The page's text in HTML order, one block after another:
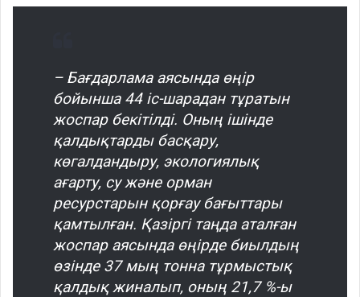
– Бағдарлама аясында өңір
бойынша 44 іс-шарадан тұратын
жоспар бекітілді. Оның ішінде
қалдықтарды басқару,
көгалдандыру, экологиялық
ағарту, су және орман
ресурстарын қорғау бағыттары
қамтылған. Қазіргі таңда аталған
жоспар аясында өңірде биылдың
өзінде 37 мың тонна тұрмыстық
қалдық жиналып, оның 21,7 %-ы